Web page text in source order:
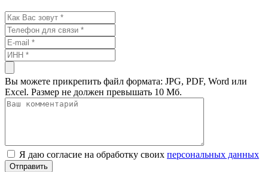
Вы можете прикрепить файл формата: JPG, PDF, Word или
Excel. Размер не должен превышать 10 Мб.
Я даю согласие на обработку своих персональных данных